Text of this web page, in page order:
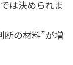
は決められま
断の材料”が増